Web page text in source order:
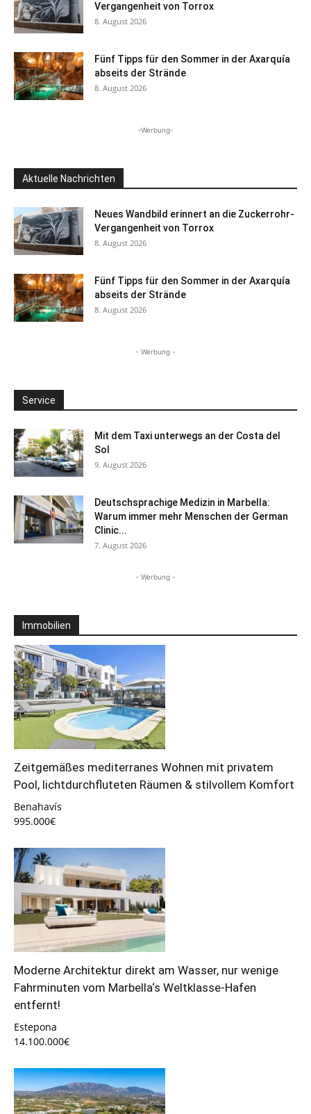
Vergangenheit von Torrox
8. August 2026
Fünf Tipps für den Sommer in der Axarquía
abseits der Strände
8. August 2026
-Werbung-
Aktuelle Nachrichten
Neues Wandbild erinnert an die Zuckerrohr-
Vergangenheit von Torrox
8. August 2026
Fünf Tipps für den Sommer in der Axarquía
abseits der Strände
8. August 2026
- Werbung -
Service
Mit dem Taxi unterwegs an der Costa del
Sol
9. August 2026
Deutschsprachige Medizin in Marbella:
Warum immer mehr Menschen der German
Clinic...
7. August 2026
- Werbung -
Immobilien
Zeitgemäßes mediterranes Wohnen mit privatem
Pool, lichtdurchfluteten Räumen & stilvollem Komfort
Benahavís
995.000€
Moderne Architektur direkt am Wasser, nur wenige
Fahrminuten vom Marbella‘s Weltklasse-Hafen
entfernt!
Estepona
14.100.000€